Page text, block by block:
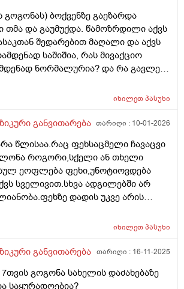
გოგონას) ბოქვენზე გაეზარდა
თმა და გაუმუქდა. წამოზრდილი აქვს
შედარებით მაღალი და აქვს
საშიშია, რას მივაქციო
ნორმალურია? და რა გავლენა
იხილეთპასუხი
განვითარება თარიღი : 10-01-2026
წლისაა.რაც ფეხსაცმელი ჩავაცვი
როგორი,სქელი ან თხელი
ეოფლება ფეხი,უნოტიოვდება
სველივით.სხვა ადგილებში არ
დადის უკვე არის
იხილეთპასუხი
განვითარება თარიღი : 16-11-2025
გოგონა სახელის დაძახებაზე
საყურადღებია?